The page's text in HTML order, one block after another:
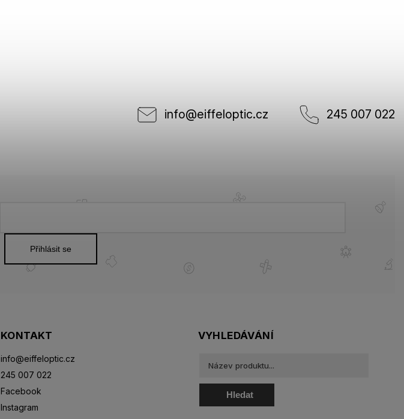
info@eiffeloptic.cz 245 007 022
KONTAKT
info@eiffeloptic.cz
245 007 022
Facebook
Instagram
Přihlásit se
VYHLEDÁVÁNÍ
Hledat